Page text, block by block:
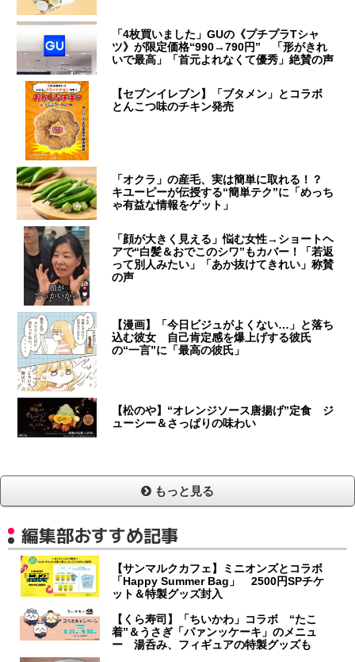
「4枚買いました」GUの《プチプラTシャ
ツ》が限定価格“990→790円” 「形がきれ
いで最高」「首元よれなくて優秀」絶賛の声
【セブンイレブン】「ブタメン」とコラボ
とんこつ味のチキン発売
「オクラ」の産毛、実は簡単に取れる！？
キユーピーが伝授する“簡単テク”に「めっち
ゃ有益な情報をゲット」
「顔が大きく見える」悩む女性→ショートヘ
アで“白髪＆おでこのシワ”もカバー！「若返
って別人みたい」「あか抜けてきれい」称賛
の声
【漫画】「今日ビジュがよくない…」と落ち
込む彼女 自己肯定感を爆上げする彼氏
の“一言”に「最高の彼氏」
【松のや】“オレンジソース唐揚げ”定食 ジ
ューシー＆さっぱりの味わい
もっと見る
編集部おすすめ記事
【サンマルクカフェ】ミニオンズとコラボ
「Happy Summer Bag」 2500円SPチケ
ット＆特製グッズ封入
【くら寿司】「ちいかわ」コラボ “たこ
着”＆うさぎ「パァンッケーキ」のメニュ
ー 湯呑み、フィギュアの特製グッズも